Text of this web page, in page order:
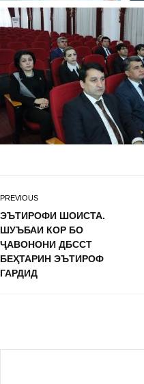
PREVIOUS
ЭЪТИРОФИ ШОИСТА.
ШУЪБАИ КОР БО
ҶАВОНОНИ ДБССТ
БЕҲТАРИН ЭЪТИРОФ
ГАРДИД